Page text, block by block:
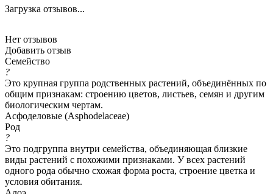
Загрузка отзывов...
Нет отзывов
Добавить отзыв
Семейство
?
Это крупная группа родственных растений, объединённых по
общим признакам: строению цветов, листьев, семян и другим
биологическим чертам.
Асфоделовые (Asphodelaceae)
Род
?
Это подгруппа внутри семейства, объединяющая близкие
виды растений с похожими признаками. У всех растений
одного рода обычно схожая форма роста, строение цветка и
условия обитания.